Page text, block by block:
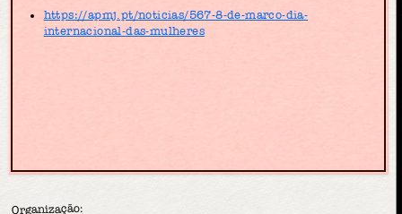
https://apmj.pt/noticias/567-8-de-marco-dia-
internacional-das-mulheres
Organização: